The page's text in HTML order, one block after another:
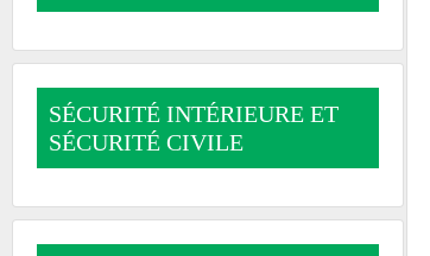
SÉCURITÉ INTÉRIEURE ET
SÉCURITÉ CIVILE